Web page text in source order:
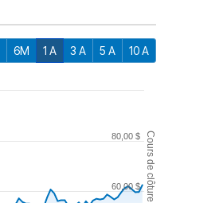
6M 1 A 3 A 5 A 10 A
Cours de clôture
60,00 $
80,00 $